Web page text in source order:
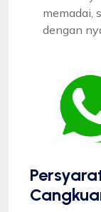
memadai,
dengan